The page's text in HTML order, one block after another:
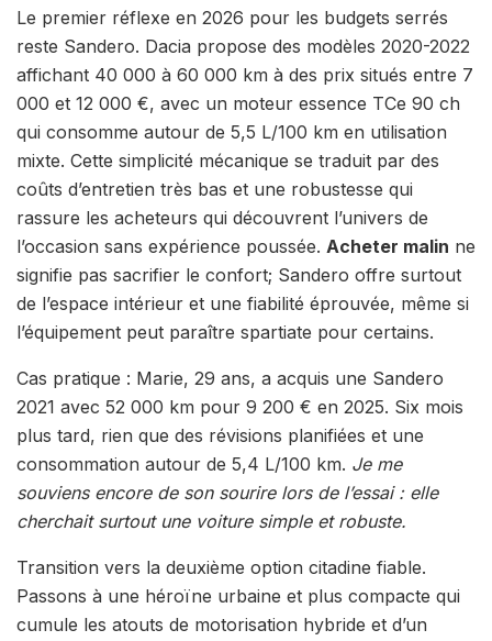
Le premier réflexe en 2026 pour les budgets serrés
reste Sandero. Dacia propose des modèles 2020-2022
affichant 40 000 à 60 000 km à des prix situés entre 7
000 et 12 000 €, avec un moteur essence TCe 90 ch
qui consomme autour de 5,5 L/100 km en utilisation
mixte. Cette simplicité mécanique se traduit par des
coûts d’entretien très bas et une robustesse qui
rassure les acheteurs qui découvrent l’univers de
l’occasion sans expérience poussée. Acheter malin ne
signifie pas sacrifier le confort; Sandero offre surtout
de l’espace intérieur et une fiabilité éprouvée, même si
l’équipement peut paraître spartiate pour certains.
Cas pratique : Marie, 29 ans, a acquis une Sandero
2021 avec 52 000 km pour 9 200 € en 2025. Six mois
plus tard, rien que des révisions planifiées et une
consommation autour de 5,4 L/100 km. Je me
souviens encore de son sourire lors de l’essai : elle
cherchait surtout une voiture simple et robuste.
Transition vers la deuxième option citadine fiable.
Passons à une héroïne urbaine et plus compacte qui
cumule les atouts de motorisation hybride et d’un